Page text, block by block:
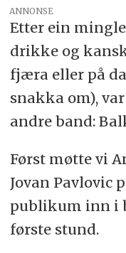
ANNONSE
Etter ein
drikke og
fjæra eller på
snakka om),
andre band:
Først møtte vi
Jovan Pavlovic
publikum inn i
første stund.